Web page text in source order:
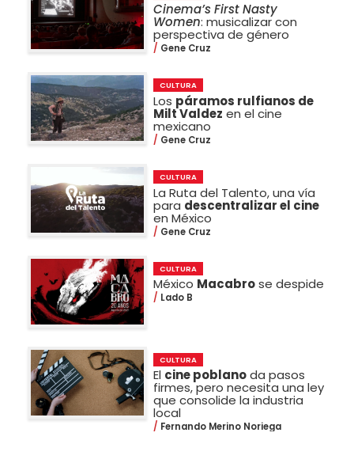
Cinema’s First Nasty
Women: musicalizar con
perspectiva de género
Gene Cruz
CULTURA
Los páramos rulfianos de
Milt Valdez en el cine
mexicano
Gene Cruz
CULTURA
La Ruta del Talento, una vía
para descentralizar el cine
en México
Gene Cruz
CULTURA
México Macabrose despide
Lado B
CULTURA
El cine poblanoda pasos
firmes, pero necesita una ley
que consolide la industria
local
Fernando Merino Noriega